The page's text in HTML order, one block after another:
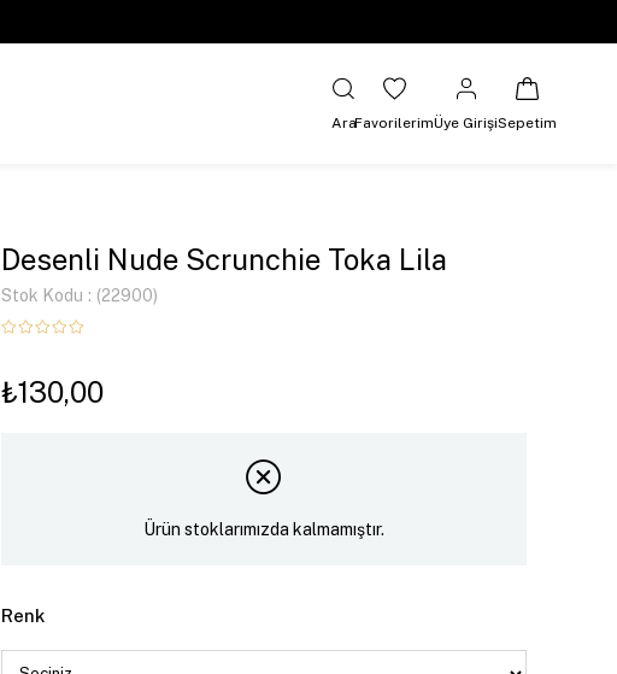
AraFavorilerimÜye GirişiSepetim
Desenli Nude Scrunchie Toka Lila
Stok Kodu (22900)
₺130,00
Ürün stoklarımızda kalmamıştır.
Renk